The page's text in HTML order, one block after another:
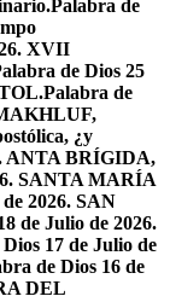
Palabra de
XVII
de Dios 25
Palabra de
¿y
ANTA BRÍGIDA,
SANTA MARÍA
2026. SAN
de Julio de 2026.
17 de Julio de
de Dios 16 de
DEL